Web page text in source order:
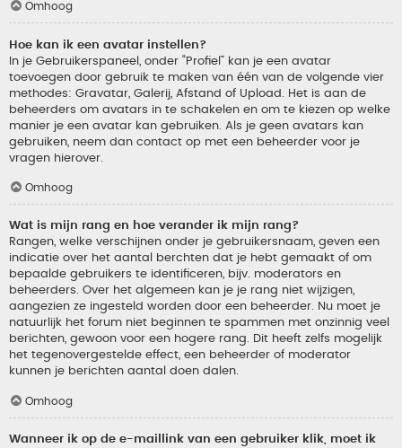
Omhoog
Hoe kan ik een avatar instellen?
In je Gebruikerspaneel, onder “Profiel” kan je een avatar
toevoegen door gebruik te maken van één van de volgende vier
methodes: Gravatar, Galerij, Afstand of Upload. Het is aan de
beheerders om avatars in te schakelen en om te kiezen op welke
manier je een avatar kan gebruiken. Als je geen avatars kan
gebruiken, neem dan contact op met een beheerder voor je
vragen hierover.
Omhoog
Wat is mijn rang en hoe verander ik mijn rang?
Rangen, welke verschijnen onder je gebruikersnaam, geven een
indicatie over het aantal berchten dat je hebt gemaakt of om
bepaalde gebruikers te identificeren, bijv. moderators en
beheerders. Over het algemeen kan je je rang niet wijzigen,
aangezien ze ingesteld worden door een beheerder. Nu moet je
natuurlijk het forum niet beginnen te spammen met onzinnig veel
berichten, gewoon voor een hogere rang. Dit heeft zelfs mogelijk
het tegenovergestelde effect, een beheerder of moderator
kunnen je berichten aantal doen dalen.
Omhoog
Wanneer ik op de e-maillink van een gebruiker klik, moet ik